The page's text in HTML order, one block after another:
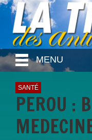
MENU
SANTÉ
PEROU :